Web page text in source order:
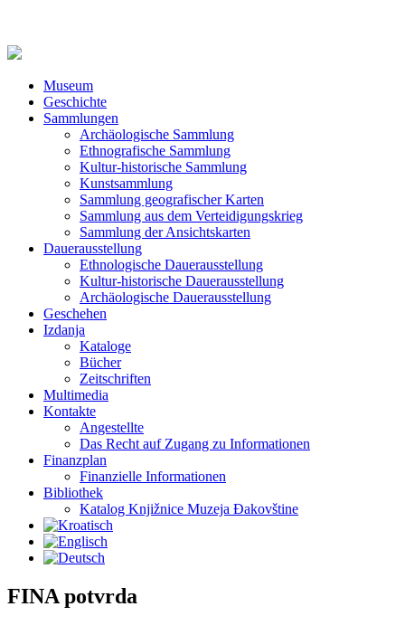
Museum
Geschichte
Sammlungen
Archäologische Sammlung
Ethnografische Sammlung
Kultur-historische Sammlung
Kunstsammlung
Sammlung geografischer Karten
Sammlung aus dem Verteidigungskrieg
Sammlung der Ansichtskarten
Dauerausstellung
Ethnologische Dauerausstellung
Kultur-historische Dauerausstellung
Archäologische Dauerausstellung
Geschehen
Izdanja
Kataloge
Bücher
Zeitschriften
Multimedia
Kontakte
Angestellte
Das Recht auf Zugang zu Informationen
Finanzplan
Finanzielle Informationen
Bibliothek
Katalog Knjižnice Muzeja Đakovštine
FINA potvrda